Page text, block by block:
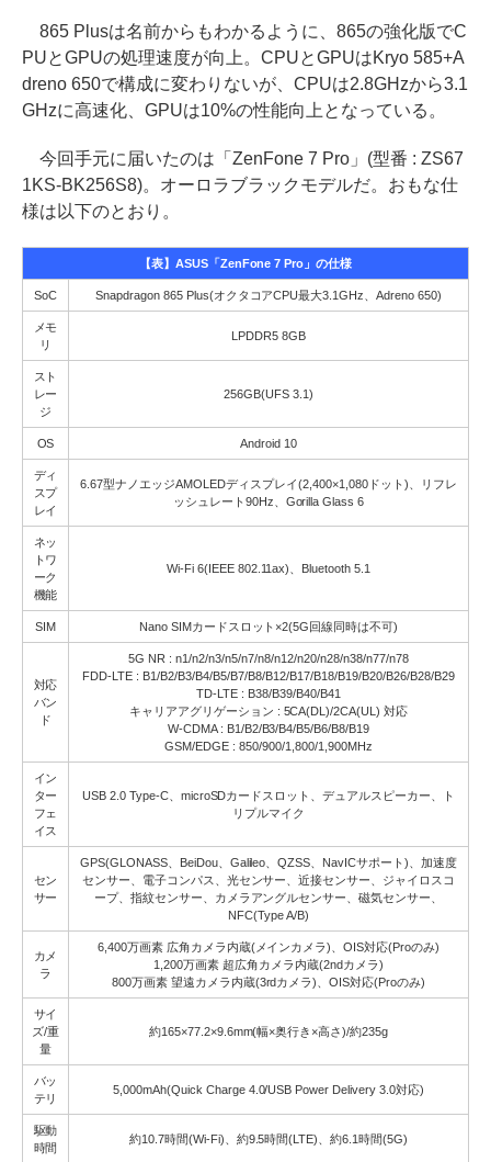
865 Plusは名前からもわかるように、865の強化版でC
PUとGPUの処理速度が向上。CPUとGPUはKryo 585+A
dreno 650で構成に変わりないが、CPUは2.8GHzから3.1
GHzに高速化、GPUは10%の性能向上となっている。
今回手元に届いたのは「ZenFone 7 Pro」(型番 : ZS67
1KS-BK256S8)。オーロラブラックモデルだ。おもな仕
様は以下のとおり。
【表】ASUS「ZenFone 7 Pro」の仕様
SoC Snapdragon 865 Plus(オクタコアCPU最大3.1GHz、Adreno 650)
メモ
リ
LPDDR5 8GB
スト
レー
ジ
256GB(UFS 3.1)
OS Android 10
ディ
スプ
レイ
6.67型ナノエッジAMOLEDディスプレイ(2,400×1,080ドット)、リフレ
ッシュレート90Hz、Gorilla Glass 6
ネッ
トワ
ーク
機能
Wi-Fi 6(IEEE 802.11ax)、Bluetooth 5.1
SIM Nano SIMカードスロット×2(5G回線同時は不可)
対応
バン
ド
5G NR : n1/n2/n3/n5/n7/n8/n12/n20/n28/n38/n77/n78
FDD-LTE : B1/B2/B3/B4/B5/B7/B8/B12/B17/B18/B19/B20/B26/B28/B29
TD-LTE : B38/B39/B40/B41
キャリアアグリゲーション : 5CA(DL)/2CA(UL) 対応
W-CDMA : B1/B2/B3/B4/B5/B6/B8/B19
GSM/EDGE : 850/900/1,800/1,900MHz
イン
ター
フェ
イス
USB 2.0 Type-C、microSDカードスロット、デュアルスピーカー、ト
リプルマイク
セン
サー
GPS(GLONASS、BeiDou、Galileo、QZSS、NavICサポート)、加速度
センサー、電子コンパス、光センサー、近接センサー、ジャイロスコ
ープ、指紋センサー、カメラアングルセンサー、磁気センサー、
NFC(Type A/B)
カメ
ラ
6,400万画素 広角カメラ内蔵(メインカメラ)、OIS対応(Proのみ)
1,200万画素 超広角カメラ内蔵(2ndカメラ)
800万画素 望遠カメラ内蔵(3rdカメラ)、OIS対応(Proのみ)
サイ
ズ/重
量
約165×77.2×9.6mm(幅×奥行き×高さ)/約235g
バッ
テリ
5,000mAh(Quick Charge 4.0/USB Power Delivery 3.0対応)
駆動
時間
約10.7時間(Wi-Fi)、約9.5時間(LTE)、約6.1時間(5G)